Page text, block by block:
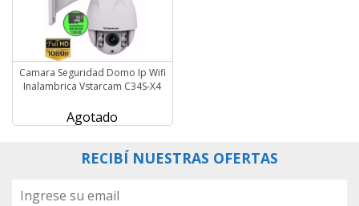
Camara Seguridad Domo Ip Wifi
Inalambrica Vstarcam C34S-X4
Agotado
RECIBÍ NUESTRAS OFERTAS